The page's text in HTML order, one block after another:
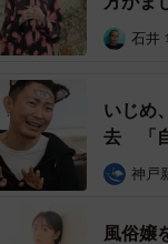
石井
いじめ
去 「自
神戸
風俗嬢